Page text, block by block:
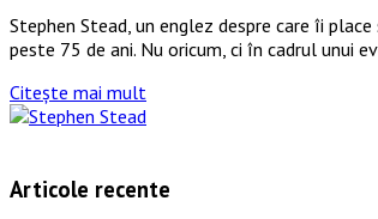
Stephen Stead, un englez despre care îi
peste 75 de ani. Nu oricum, ci în cadrul unui
Citește mai mult
Articole recente